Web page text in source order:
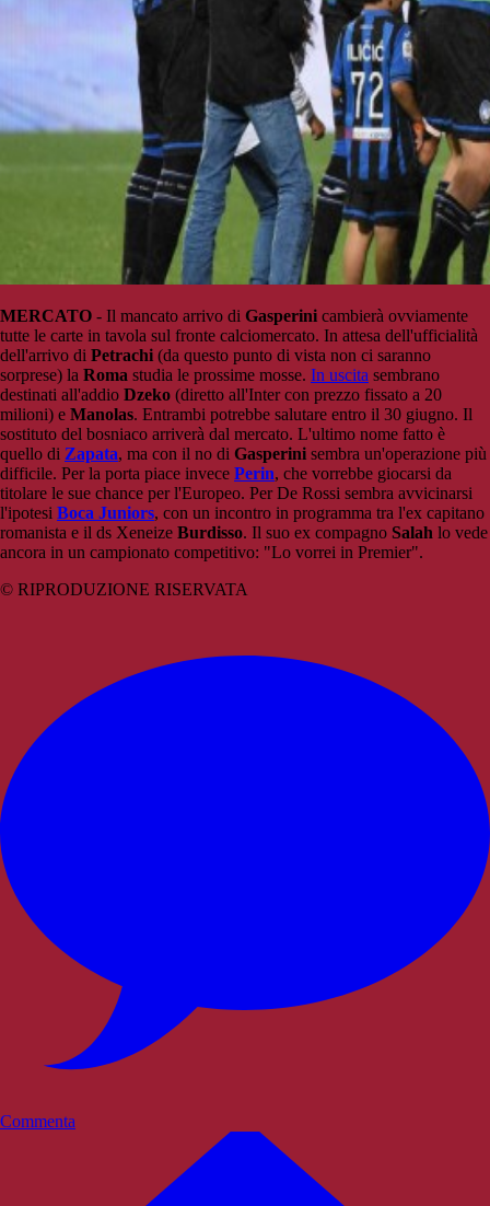
MERCATO - Il mancato arrivo di Gasperini cambierà ovviamente
tutte le carte in tavola sul fronte calciomercato. In attesa dell'ufficialità
dell'arrivo di Petrachi (da questo punto di vista non ci saranno
sorprese) la Roma studia le prossime mosse. In uscita sembrano
destinati all'addio Dzeko (diretto all'Inter con prezzo fissato a 20
milioni) e Manolas. Entrambi potrebbe salutare entro il 30 giugno. Il
sostituto del bosniaco arriverà dal mercato. L'ultimo nome fatto è
quello di Zapata, ma con il no di Gasperini sembra un'operazione più
difficile. Per la porta piace invece Perin, che vorrebbe giocarsi da
titolare le sue chance per l'Europeo. Per De Rossi sembra avvicinarsi
l'ipotesi Boca Juniors, con un incontro in programma tra l'ex capitano
romanista e il ds Xeneize Burdisso. Il suo ex compagno Salah lo vede
ancora in un campionato competitivo: "Lo vorrei in Premier".
© RIPRODUZIONE RISERVATA
Commenta